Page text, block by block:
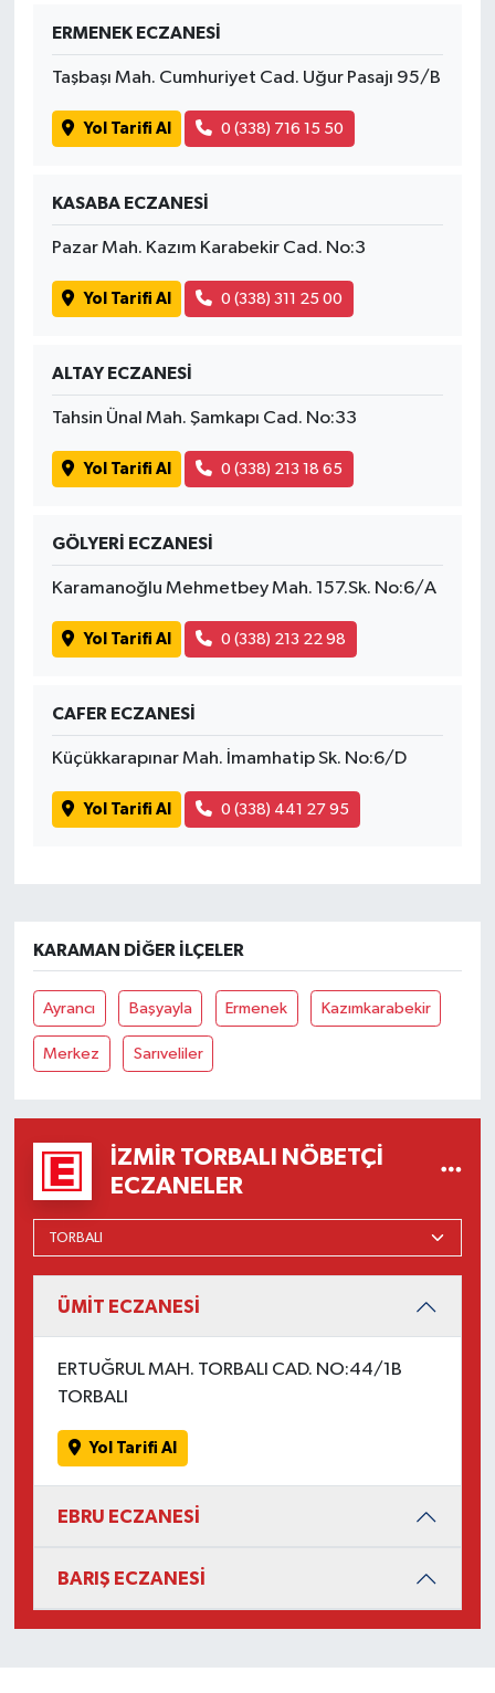
ERMENEK ECZANESİ
Taşbaşı Mah. Cumhuriyet Cad. Uğur Pasajı 95/B
Yol Tarifi Al 0 (338) 716 15 50
KASABA ECZANESİ
Pazar Mah. Kazım Karabekir Cad. No:3
Yol Tarifi Al 0 (338) 311 25 00
ALTAY ECZANESİ
Tahsin Ünal Mah. Şamkapı Cad. No:33
Yol Tarifi Al 0 (338) 213 18 65
GÖLYERİ ECZANESİ
Karamanoğlu Mehmetbey Mah. 157.Sk. No:6/A
Yol Tarifi Al 0 (338) 213 22 98
CAFER ECZANESİ
Küçükkarapınar Mah. İmamhatip Sk. No:6/D
Yol Tarifi Al 0 (338) 441 27 95
KARAMAN DIĞER İLÇELER
Ayrancı Başyayla Ermenek Kazımkarabekir
Merkez Sarıveliler
İZMIR TORBALI NÖBETÇI
ECZANELER
ÜMİT ECZANESİ
ERTUĞRUL MAH. TORBALI CAD. NO:44/1B
TORBALI
Yol Tarifi Al
EBRU ECZANESİ
BARIŞ ECZANESİ